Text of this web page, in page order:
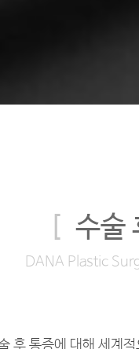
수술
DANA Plastic
후 통증에 대해 세계